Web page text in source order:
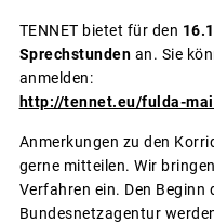
TENNET bietet für den
Sprechstunden an. Sie
anmelden:
http://tennet.eu/fulda-
Anmerkungen zu den
gerne mitteilen. Wir
Verfahren ein. Den Beginn
Bundesnetzagentur